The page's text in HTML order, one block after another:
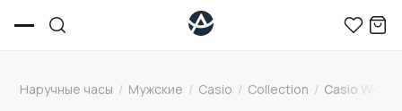
Наручные часы / Мужские / Casio / Collection / Casio W-